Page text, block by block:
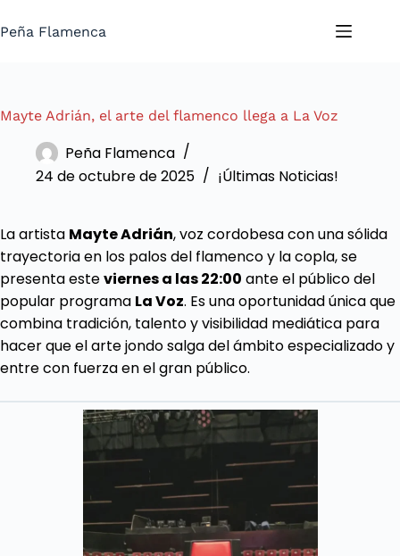
al
Peña Flamenca
Mayte Adrián, el arte del flamenco llega a La Voz
Peña Flamenca
24 de octubre de 2025
¡Últimas Noticias!
La artista Mayte Adrián, voz cordobesa con una sólida
trayectoria en los palos del flamenco y la copla, se
presenta esteviernes a las 22:00 ante el público del
popular programa La Voz. Es una oportunidad única que
combina tradición, talento y visibilidad mediática para
hacer que el arte jondo salga del ámbito especializado y
entre con fuerza en el gran público.